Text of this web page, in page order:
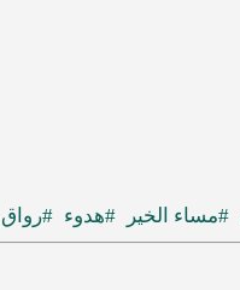
#مساء الخير #هدوء #رواق